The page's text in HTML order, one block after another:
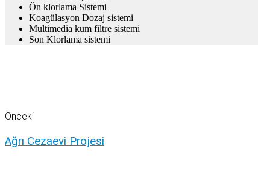
Ön klorlama Sistemi
Koagülasyon Dozaj sistemi
Multimedia kum filtre sistemi
Son Klorlama sistemi
Önceki
Ağrı Cezaevi Projesi